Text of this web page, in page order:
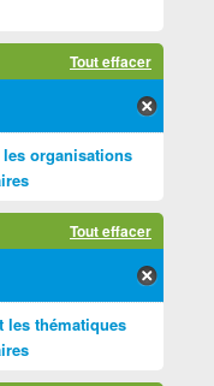
Tout effacer
organisations
Tout effacer
les thématiques